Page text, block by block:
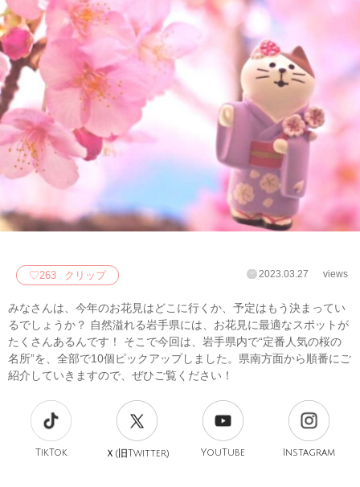
♡263 クリップ 2023.03.27 views
みなさんは、今年のお花見はどこに行くか、予定はもう決まってい
るでしょうか？ 自然溢れる岩手県には、お花見に最適なスポットが
たくさんあるんです！ そこで今回は、岩手県内で“定番人気の桜の
名所”を、全部で10個ピックアップしました。県南方面から順番にご
紹介していきますので、ぜひご覧ください！
TikTok Ｘ(旧Twitter) YouTube Instagram